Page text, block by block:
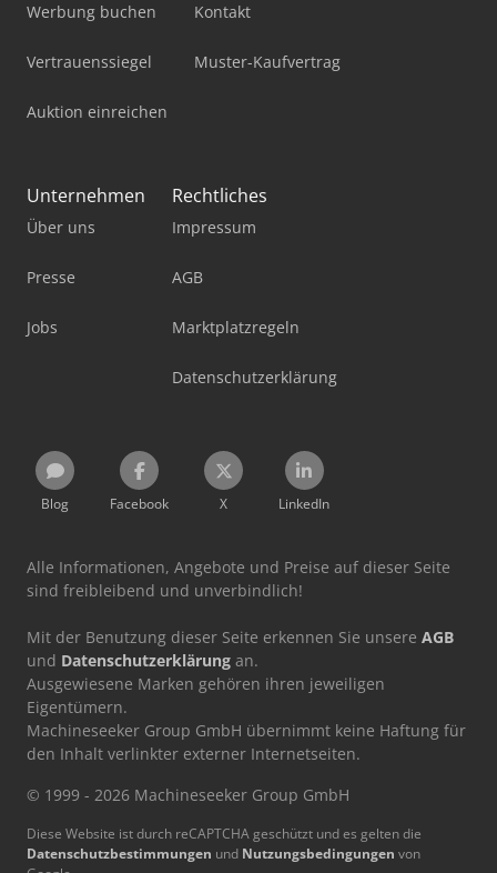
Werbung buchen
Vertrauenssiegel
Auktion einreichen
Kontakt
Muster-Kaufvertrag
Unternehmen
Über uns
Presse
Jobs
Rechtliches
Impressum
AGB
Marktplatzregeln
Datenschutzerklärung
Blog Facebook X LinkedIn
Alle Informationen, Angebote und Preise auf dieser Seite
sind freibleibend und unverbindlich!
Mit der Benutzung dieser Seite erkennen Sie unsere AGB
und Datenschutzerklärung an.
Ausgewiesene Marken gehören ihren jeweiligen
Eigentümern.
Machineseeker Group GmbH übernimmt keine Haftung für
den Inhalt verlinkter externer Internetseiten.
© 1999 - 2026 Machineseeker Group GmbH
Diese Website ist durch reCAPTCHA geschützt und es gelten die
Datenschutzbestimmungen und Nutzungsbedingungen von